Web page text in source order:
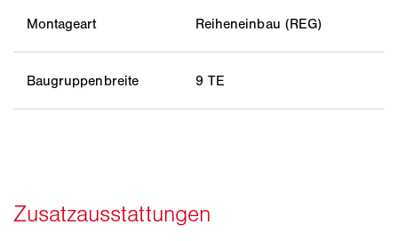
Montageart Reiheneinbau (REG)
Baugruppenbreite 9 TE